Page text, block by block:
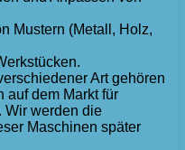
Mustern (Metall, Holz,
Art gehören
auf dem Markt für
Wir werden die
Maschinen später